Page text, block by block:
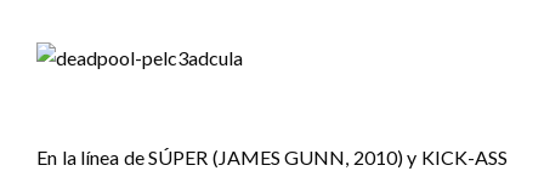
En la línea de SÚPER (JAMES GUNN, 2010) y KICK-ASS